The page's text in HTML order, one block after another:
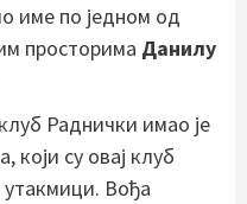
име по једном од
просторима Данилу
Раднички имао је
који су овај клуб
Вођа